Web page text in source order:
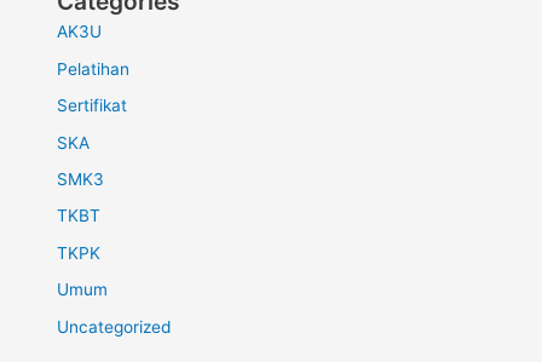
AK3U
Pelatihan
Sertifikat
SKA
SMK3
TKBT
TKPK
Umum
Uncategorized